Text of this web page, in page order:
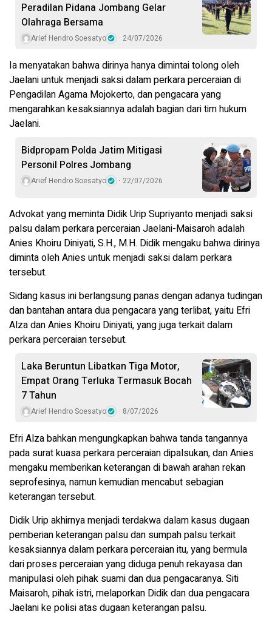
Peradilan Pidana Jombang Gelar
Olahraga Bersama
Arief Hendro Soesatyo 24/07/2026
Ia menyatakan bahwa dirinya hanya dimintai tolong oleh
Jaelani untuk menjadi saksi dalam perkara perceraian di
Pengadilan Agama Mojokerto, dan pengacara yang
mengarahkan kesaksiannya adalah bagian dari tim hukum
Jaelani.
Bidpropam Polda Jatim Mitigasi
Personil Polres Jombang
Arief Hendro Soesatyo 22/07/2026
Advokat yang meminta Didik Urip Supriyanto menjadi saksi
palsu dalam perkara perceraian Jaelani-Maisaroh adalah
Anies Khoiru Diniyati, S.H., M.H. Didik mengaku bahwa dirinya
diminta oleh Anies untuk menjadi saksi dalam perkara
tersebut.
Sidang kasus ini berlangsung panas dengan adanya tudingan
dan bantahan antara dua pengacara yang terlibat, yaitu Efri
Alza dan Anies Khoiru Diniyati, yang juga terkait dalam
perkara perceraian tersebut.
Laka Beruntun Libatkan Tiga Motor,
Empat Orang Terluka Termasuk Bocah
7 Tahun
Arief Hendro Soesatyo 8/07/2026
Efri Alza bahkan mengungkapkan bahwa tanda tangannya
pada surat kuasa perkara perceraian dipalsukan, dan Anies
mengaku memberikan keterangan di bawah arahan rekan
seprofesinya, namun kemudian mencabut sebagian
keterangan tersebut.
Didik Urip akhirnya menjadi terdakwa dalam kasus dugaan
pemberian keterangan palsu dan sumpah palsu terkait
kesaksiannya dalam perkara perceraian itu, yang bermula
dari proses perceraian yang diduga penuh rekayasa dan
manipulasi oleh pihak suami dan dua pengacaranya. Siti
Maisaroh, pihak istri, melaporkan Didik dan dua pengacara
Jaelani ke polisi atas dugaan keterangan palsu.